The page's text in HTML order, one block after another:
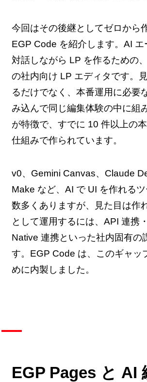
今回はその後継としてゼロから
EGP Code を紹介します。AI エ
対話しながら LP を作るための
の社内向け LP エディタです。
るだけでなく、本番運用に必要
み込んで同じ編集体験の中に組
が特徴で、すでに 10 件以上の
仕組みで作られています。
v0、Gemini Canvas、Claude
Make など、AI で UI を作れる
数多くありますが、見た目は作
として運用するには、API 連携
Native 連携といった社内固有の
す。EGP Code は、このギャッ
めに内製しました。
EGP Pages と AI